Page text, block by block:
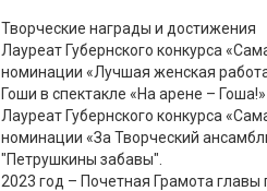
Творческие награды и достижения
Лауреат Губернского конкурса
номинации «Лучшая женская
Гоши в спектакле «На арене – Гоша!»
Лауреат Губернского конкурса
номинации «За Творческий
"Петрушкины забавы".
2023 год – Почетная Грамота главы